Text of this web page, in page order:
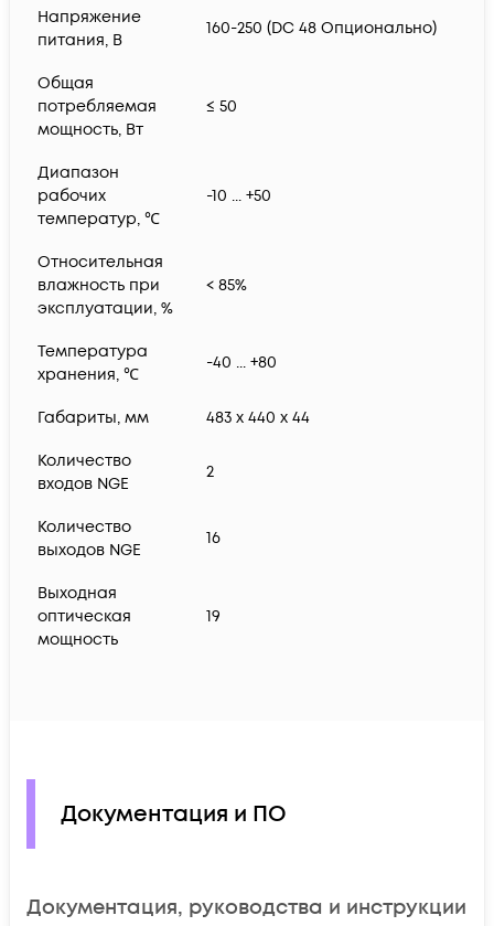
Напряжение
питания, В
160-250 (DC 48 Опционально)
Общая
потребляемая
мощность, Вт
≤ 50
Диапазон
рабочих
температур, ℃
-10 ... +50
Относительная
влажность при
эксплуатации, %
< 85%
Температура
хранения, ℃
-40 ... +80
Габариты, мм 483 x 440 x 44
Количество
входов NGE
2
Количество
выходов NGE
16
Выходная
оптическая
мощность
19
Документация и ПО
Документация, руководства и инструкции